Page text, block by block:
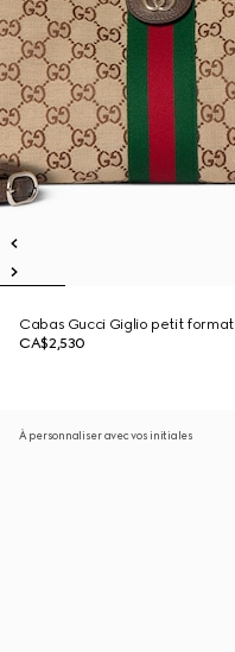
Cabas Gucci Giglio petit format
CA$2,530
À personnaliser avec vos initiales